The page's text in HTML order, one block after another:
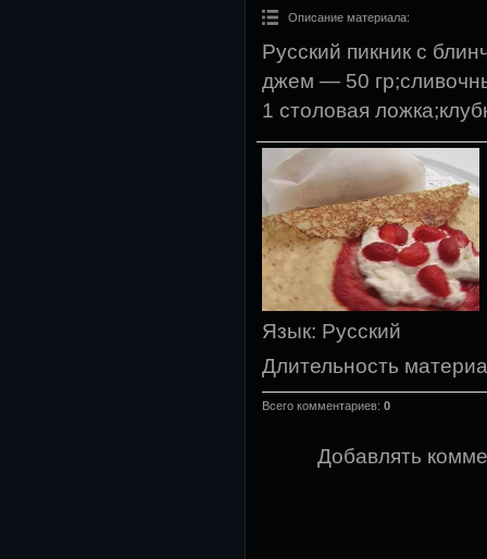
Описание материала:
Русский пикник с
джем — 50
1 столовая
Язык: Русский
Длительность
Всего комментариев: 0
Добавлять